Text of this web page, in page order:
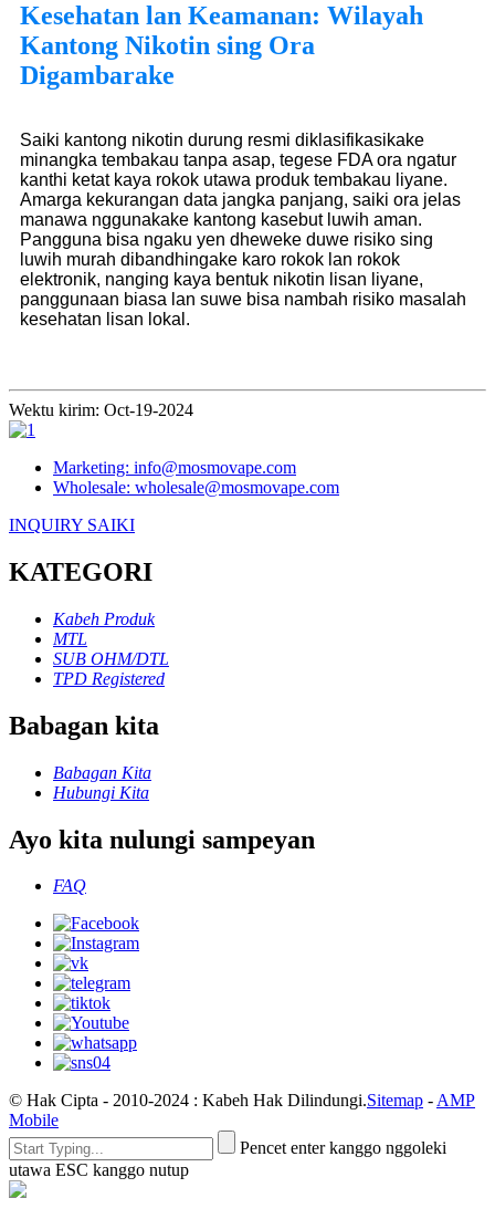
Kesehatan lan Keamanan: Wilayah
Kantong Nikotin sing Ora
Digambarake
Saiki kantong nikotin durung resmi diklasifikasikake
minangka tembakau tanpa asap, tegese FDA ora ngatur
kanthi ketat kaya rokok utawa produk tembakau liyane.
Amarga kekurangan data jangka panjang, saiki ora jelas
manawa nggunakake kantong kasebut luwih aman.
Pangguna bisa ngaku yen dheweke duwe risiko sing
luwih murah dibandhingake karo rokok lan rokok
elektronik, nanging kaya bentuk nikotin lisan liyane,
panggunaan biasa lan suwe bisa nambah risiko masalah
kesehatan lisan lokal.
Wektu kirim: Oct-19-2024
Marketing: info@mosmovape.com
Wholesale: wholesale@mosmovape.com
INQUIRY SAIKI
KATEGORI
Kabeh Produk
MTL
SUB OHM/DTL
TPD Registered
Babagan kita
Babagan Kita
Hubungi Kita
Ayo kita nulungi sampeyan
FAQ
© Hak Cipta - 2010-2024 : Kabeh Hak Dilindungi.Sitemap -AMP
Mobile
Pencet enter kanggo nggoleki
utawa ESC kanggo nutup